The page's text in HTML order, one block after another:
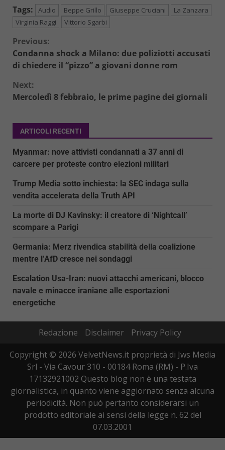
Tags: Audio Beppe Grillo Giuseppe Cruciani
La Zanzara
Virginia Raggi
Vittorio Sgarbi
Continue
Reading
Previous:
Condanna shock a Milano: due poliziotti accusati
di chiedere il “pizzo” a giovani donne rom
Next:
Mercoledì 8 febbraio, le prime pagine dei giornali
ARTICOLI RECENTI
Myanmar: nove attivisti condannati a 37 anni di
carcere per proteste contro elezioni militari
Trump Media sotto inchiesta: la SEC indaga sulla
vendita accelerata della Truth API
La morte di DJ Kavinsky: il creatore di ‘Nightcall’
scompare a Parigi
Germania: Merz rivendica stabilità della coalizione
mentre l’AfD cresce nei sondaggi
Escalation Usa-Iran: nuovi attacchi americani, blocco
navale e minacce iraniane alle esportazioni
energetiche
Redazione Disclaimer
Privacy Policy
Copyright © 2026 VelvetNews.it proprietà di Jws Media
Srl - Via Cavour 310 - 00184 Roma (RM) - P.Iva
17132921002 Questo blog non è una testata
giornalistica, in quanto viene aggiornato senza alcuna
periodicità. Non può pertanto considerarsi un
prodotto editoriale ai sensi della legge n. 62 del
07.03.2001